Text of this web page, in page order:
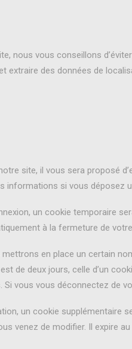
nous vous conseillons
extraire des données de
site, il vous sera proposé
informations si vous déposez
un cookie temporaire
à la fermeture de
en place un certain
de deux jours, celle d’un
Si vous vous déconnectez de
un cookie supplémentaire
venez de modifier. Il expire au